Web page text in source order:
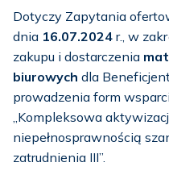
Dotyczy Zapytania
dnia 16.07.2024 r., w
zakupu i dostarczenia
biurowych dla
prowadzenia form
„Kompleksowa
niepełnosprawnością
zatrudnienia III”.